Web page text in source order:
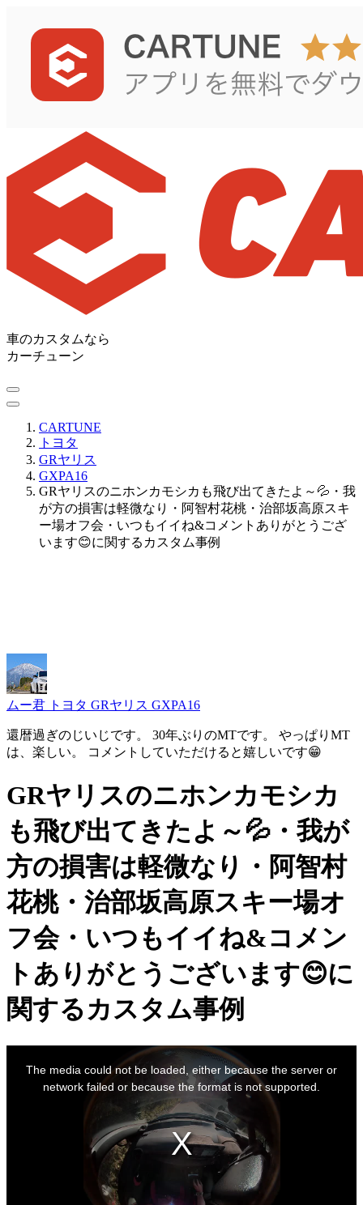
車のカスタムなら
カーチューン
CARTUNE
トヨタ
GRヤリス
GXPA16
GRヤリスのニホンカモシカも飛び出てきたよ～💦・我
が方の損害は軽微なり・阿智村花桃・治部坂高原スキ
ー場オフ会・いつもイイね&コメントありがとうござ
います😊に関するカスタム事例
ムー君 トヨタ GRヤリス GXPA16
還暦過ぎのじいじです。 30年ぶりのMTです。 やっぱりMT
は、楽しい。 コメントしていただけると嬉しいです😁
GRヤリスのニホンカモシカ
も飛び出てきたよ～💦・我が
方の損害は軽微なり・阿智村
花桃・治部坂高原スキー場オ
フ会・いつもイイね&コメン
トありがとうございます😊に
関するカスタム事例
The media could not be loaded, either because the server or
network failed or because the format is not supported.